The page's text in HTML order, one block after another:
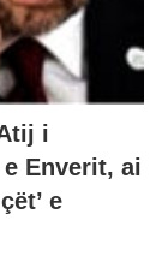
i
e Enverit, ai
e